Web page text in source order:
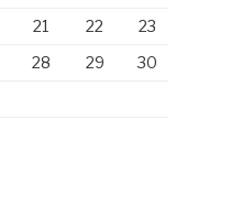
21 22
23
28 29
30